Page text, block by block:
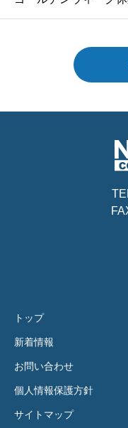
トップ
新着情報
お問い合わせ
個人情報保護方針
サイトマップ